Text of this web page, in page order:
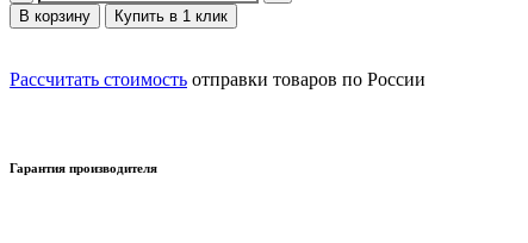
В корзину Купить в 1 клик
Рассчитать стоимость отправки товаров по России
Гарантия производителя